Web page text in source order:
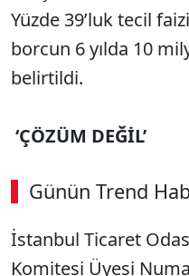
Yüzde 39’luk tecil
borcun 6 yılda 10
belirtildi.
‘ÇÖZÜM DEĞİL’
Günün Trend
SÖZCÜ SON DAKİKA
İstanbul Ticaret
Komitesi Üyesi